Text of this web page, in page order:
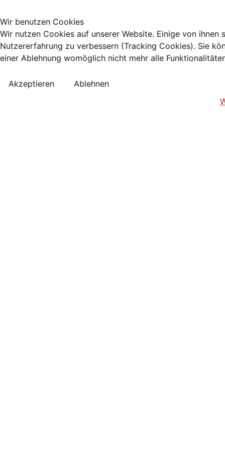
Wir benutzen Cookies
Wir nutzen Cookies auf unserer Website. Einige von
Nutzererfahrung zu verbessern (Tracking Cookies). Sie
einer Ablehnung womöglich nicht mehr alle
Akzeptieren
Ablehnen